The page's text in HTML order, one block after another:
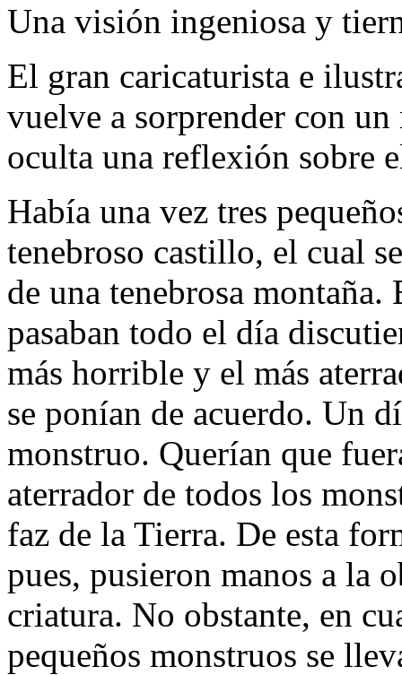
Una visión ingeniosa y
El gran caricaturista e
vuelve a sorprender con
oculta una reflexión sobre
Había una vez tres
tenebroso castillo, el cual
de una tenebrosa montaña.
pasaban todo el día
más horrible y el más
se ponían de acuerdo. Un
monstruo. Querían que
aterrador de todos los
faz de la Tierra. De esta
pues, pusieron manos a la
criatura. No obstante, en
pequeños monstruos se